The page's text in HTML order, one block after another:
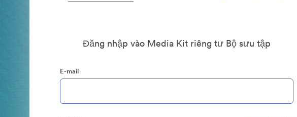
Đăng nhập vào Media Kit riêng tư Bộ sưu tập
E-mail